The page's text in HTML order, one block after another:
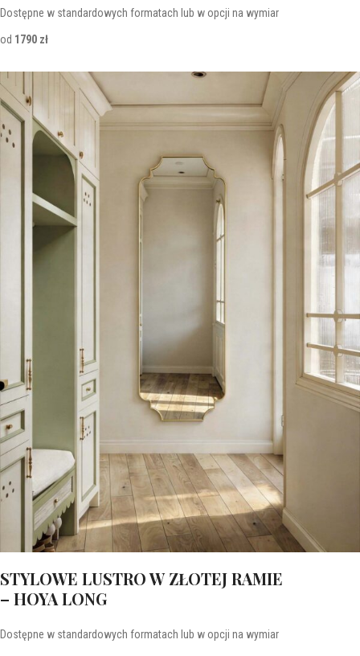
Dostępne w standardowych formatach lub w opcji na wymiar
od 1790 zł
STYLOWE LUSTRO W ZŁOTEJ RAMIE
– HOYA LONG
Dostępne w standardowych formatach lub w opcji na wymiar